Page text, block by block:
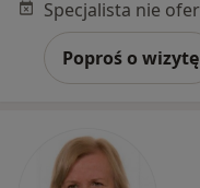
Poproś o wizytę